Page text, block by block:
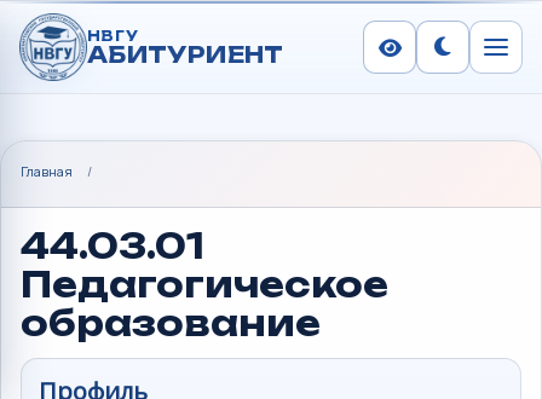
НВГУ
АБИТУРИЕНТ СменитьМеню
Главная /
44.03.01
Педагогическое
образование
Профиль